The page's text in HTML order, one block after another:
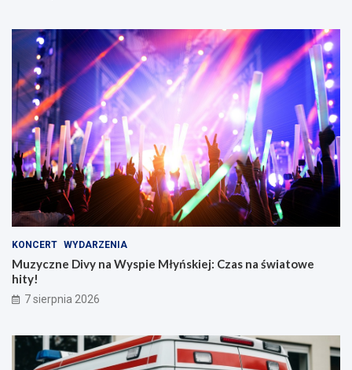
KONCERT WYDARZENIA
Muzyczne Divy na Wyspie Młyńskiej: Czas na światowe
hity!
7 sierpnia 2026